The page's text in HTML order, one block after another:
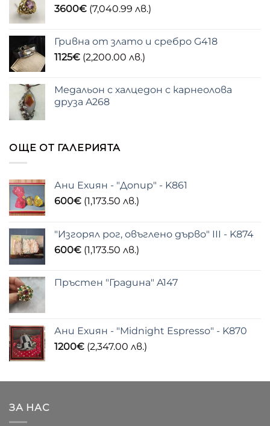
3600€ (7,040.99 лв.)
Гривна от злато и сребро G418
1125€ (2,200.00 лв.)
Медальон с халцедон с карнеолова
друза A268
ОЩЕ ОТ ГАЛЕРИЯТА
Ани Ехиян - "Допир" - K861
600€ (1,173.50 лв.)
"Изгорял рог, овъглено дърво" III - K874
600€ (1,173.50 лв.)
Пръстен "Градина" A147
Ани Ехиян - "Midnight Espresso" - K870
1200€ (2,347.00 лв.)
ЗА НАС